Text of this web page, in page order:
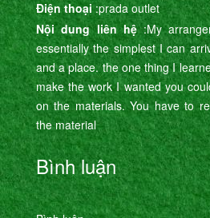
Điện thoại:prada outlet
Nội dung liên hệ:My
essentially the simplest I can
and a place. the one thing I
make the work I wanted you
on the materials. You have to
the material
Bình luận